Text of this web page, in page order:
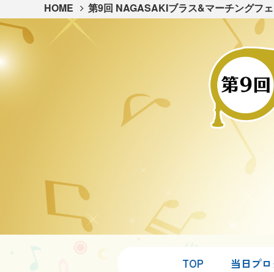
HOME 第9回 NAGASAKIブラス&マーチングフ
TOP 当日プ